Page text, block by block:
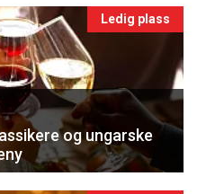
Ledig plass
og ungarske